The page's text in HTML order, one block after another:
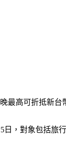
高可折抵新台
，對象包括旅